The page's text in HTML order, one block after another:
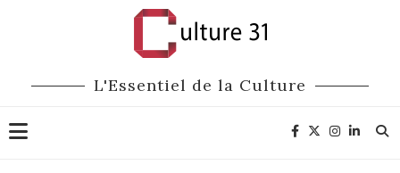
L'Essentiel de la Culture